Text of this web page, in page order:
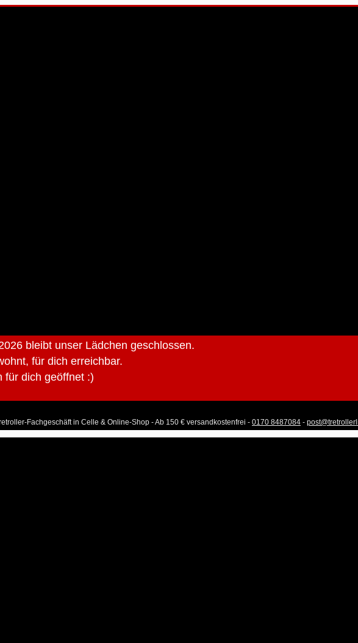
bleibt unser Lädchen geschlossen.
für dich erreichbar.
für dich geöffnet :)
Fachgeschäft in Celle & Online-Shop - Ab 150 € versandkostenfrei - 0170 8487084 -